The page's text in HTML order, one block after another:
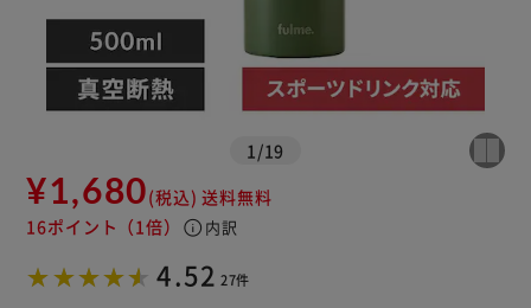
1 /19
¥1,680(税込) 送料無料
16ポイント （1倍） info 内訳
4.52 27件